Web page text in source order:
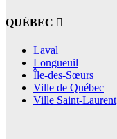
QUÉBEC
Laval
Longueuil
Île-des-Sœurs
Ville de Québec
Ville Saint-Laurent